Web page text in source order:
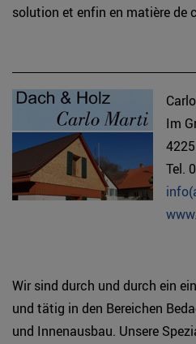
solution et enfin en matière de
Im
Tel.
Wir sind durch und durch ein
und tätig in den Bereichen
und Innenausbau. Unsere